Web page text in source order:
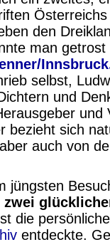
den
man getrost
/
selbst,
und
und
bezieht sich
auch von
jüngsten
zwei
die
entdeckte.